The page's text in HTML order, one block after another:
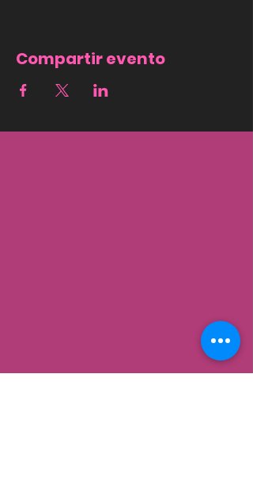
Compartir evento